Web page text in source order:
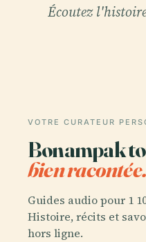
Écoutez
VOTRE CURATEUR
Bonampak
bien racontée.
Guides audio pour 1
Histoire, récits et
hors ligne.